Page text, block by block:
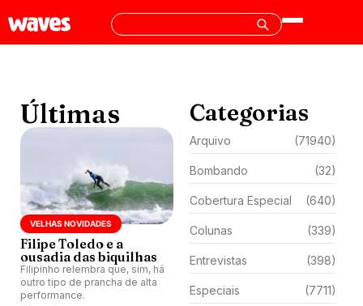
Últimas
VELHAS NOVIDADES
Filipe Toledo e a
ousadia das biquilhas
Filipinho relembra que, sim, há
outro tipo de prancha de alta
performance.
Categorias
Arquivo (71940)
Bombando (32)
Cobertura Especial (640)
Colunas (339)
Entrevistas (398)
Especiais (7711)